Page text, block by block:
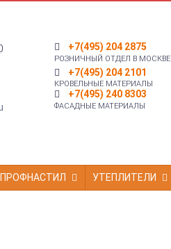
+7(495) 204 2875
РОЗНИЧНЫЙ ОТДЕЛ В МОСКВЕ
+7(495) 204 2101
КРОВЕЛЬНЫЕ МАТЕРИАЛЫ
+7(495) 240 8303
ФАСАДНЫЕ МАТЕРИАЛЫ
ПРОФНАСТИЛ УТЕПЛИТЕЛИ